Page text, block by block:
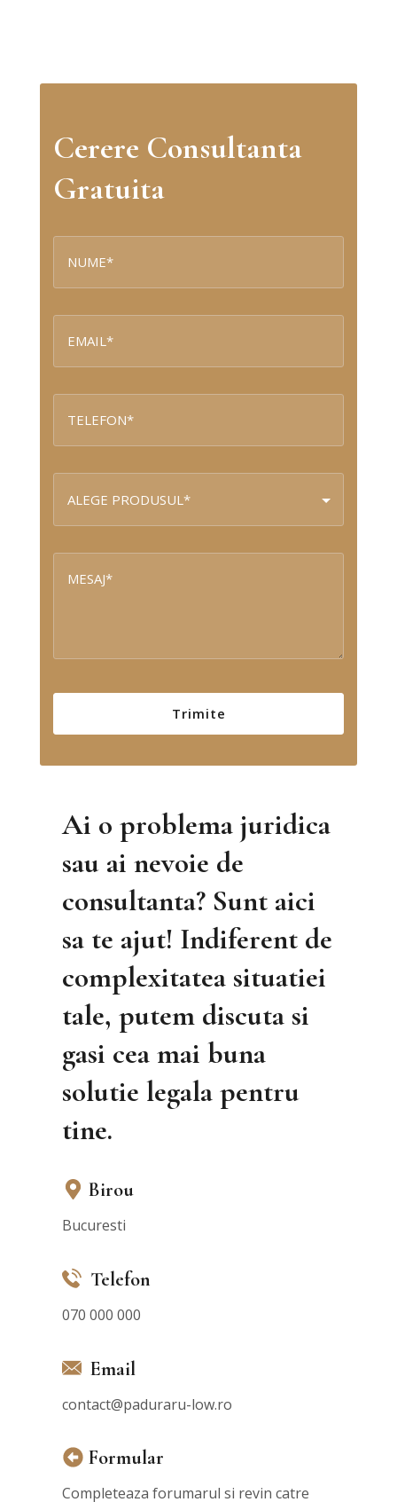
Cerere Consultanta
Gratuita
Ai o problema juridica
sau ai nevoie de
consultanta? Sunt aici
sa te ajut! Indiferent de
complexitatea situatiei
tale, putem discuta si
gasi cea mai buna
solutie legala pentru
tine.
Birou
Bucuresti
Telefon
070 000 000
Email
contact@paduraru-low.ro
Formular
Completeaza forumarul si revin catre